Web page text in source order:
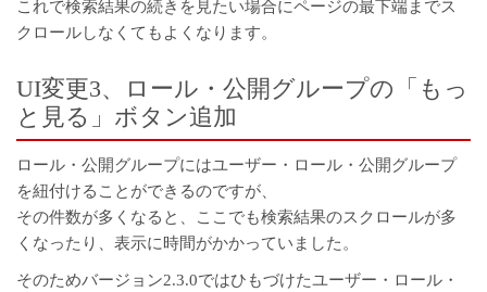
これで検索結果の続きを見たい場合にページの最下端までス
クロールしなくてもよくなります。
UI変更3、ロール・公開グループの「もっ
と見る」ボタン追加
ロール・公開グループにはユーザー・ロール・公開グループ
を紐付けることができるのですが、
その件数が多くなると、ここでも検索結果のスクロールが多
くなったり、表示に時間がかかっていました。
そのためバージョン2.3.0ではひもづけたユーザー・ロール・